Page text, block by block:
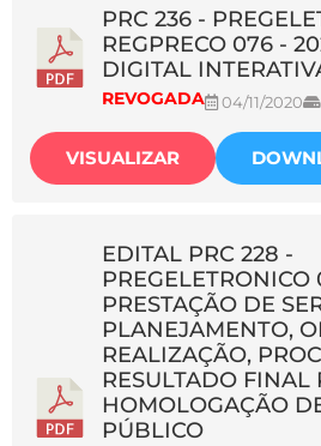
PRC 236 -
REGPRECO 076 -
DIGITAL
REVOGADA 04/11/2020
VISUALIZAR
EDITAL PRC 228 -
PRESTAÇÃO DE
PLANEJAMENTO,
REALIZAÇÃO,
RESULTADO FINAL
HOMOLOGAÇÃO
PÚBLICO